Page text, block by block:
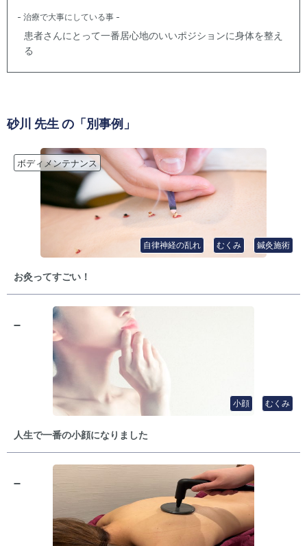
- 治療で大事にしている事 -
患者さんにとって一番居心地のいいポジションに身体を整え
る
砂川 先生 の「別事例」
ボディメンテナンス
自律神経の乱れ むくみ 鍼灸施術
お灸ってすごい！
小顔 むくみ
人生で一番の小顔になりました